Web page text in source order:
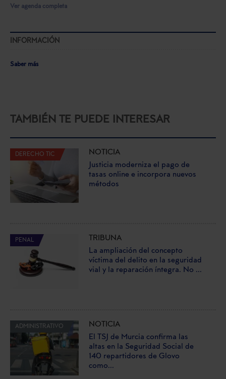
Ver agenda completa
INFORMACIÓN
Saber más
TAMBIÉN TE PUEDE INTERESAR
DERECHO TIC
NOTICIA
Justicia moderniza el pago de
tasas online e incorpora nuevos
métodos
PENAL
TRIBUNA
La ampliación del concepto
víctima del delito en la seguridad
vial y la reparación íntegra. No ...
ADMINISTRATIVO
NOTICIA
El TSJ de Murcia confirma las
altas en la Seguridad Social de
140 repartidores de Glovo
como...